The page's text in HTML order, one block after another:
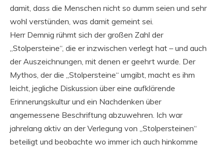
damit, dass die Menschen nicht so dumm seien und sehr
wohl verstünden, was damit gemeint sei.
Herr Demnig rühmt sich der großen Zahl der
„Stolpersteine“, die er inzwischen verlegt hat – und auch
der Auszeichnungen, mit denen er geehrt wurde. Der
Mythos, der die „Stolpersteine“ umgibt, macht es ihm
leicht, jegliche Diskussion über eine aufklärende
Erinnerungskultur und ein Nachdenken über
angemessene Beschriftung abzuwehren. Ich war
jahrelang aktiv an der Verlegung von „Stolpersteinen“
beteiligt und beobachte wo immer ich auch hinkomme